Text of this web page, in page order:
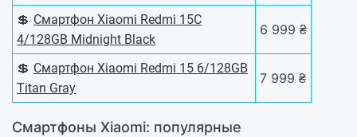
💲 Смартфон Xiaomi Redmi 15C
4/128GB Midnight Black
6 999 ₴
💲 Смартфон Xiaomi Redmi 15 6/128GB
Titan Gray
7 999 ₴
Смартфоны Xiaomi: популярные